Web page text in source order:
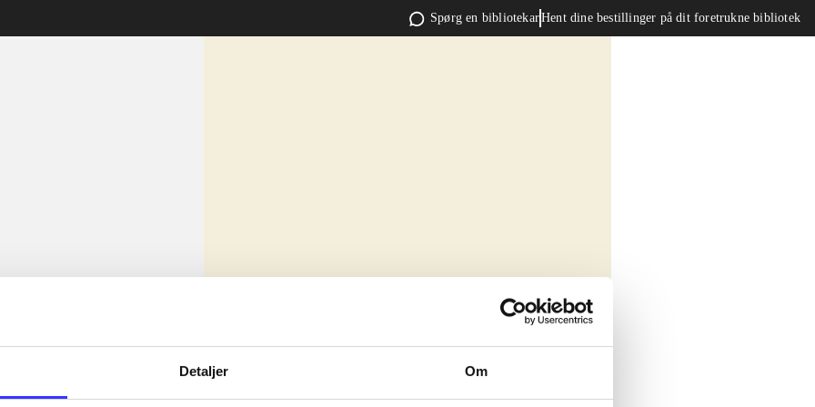
Detaljer Om
Spørg en bibliotekarHent dine bestillinger på dit foretrukne bibliotek
sit amet ...
sit amet ...